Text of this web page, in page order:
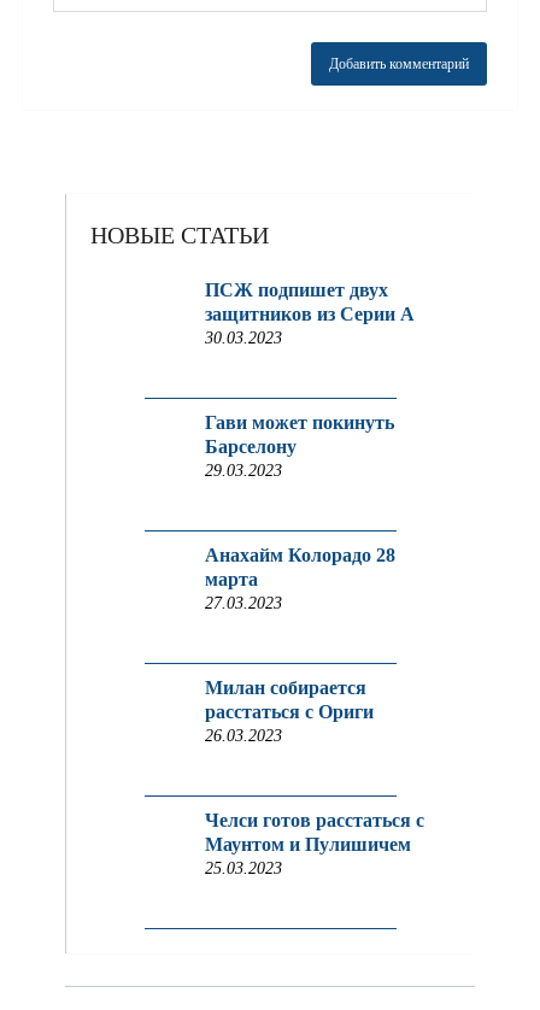
НОВЫЕ СТАТЬИ
ПСЖ подпишет двух
защитников из Серии A
30.03.2023
Гави может покинуть
Барселону
29.03.2023
Анахайм Колорадо 28
марта
27.03.2023
Милан собирается
расстаться с Ориги
26.03.2023
Челси готов расстаться с
Маунтом и Пулишичем
25.03.2023